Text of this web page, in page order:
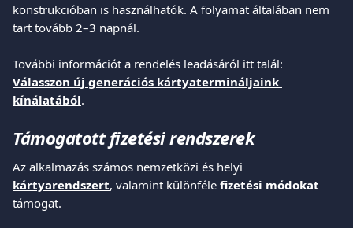
konstrukcióban is használhatók. A folyamat általában nem
tart tovább 2–3 napnál.
További információt a rendelés leadásáról itt talál:
Válasszon új generációs kártyatermináljaink
kínálatából.
Támogatott fizetési rendszerek
Az alkalmazás számos nemzetközi és helyi
kártyarendszert, valamint különféle fizetési módokat
támogat.